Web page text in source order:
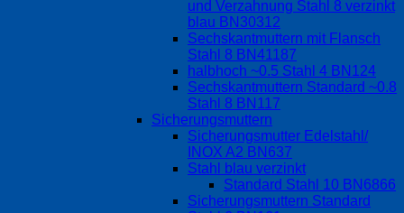
und Verzahnung Stahl 8 verzinkt
blau BN30312
Sechskantmuttern mit Flansch
Stahl 8 BN41187
halbhoch ~0.5 Stahl 4 BN124
Sechskantmuttern Standard ~0.8
Stahl 8 BN117
Sicherungsmuttern
Sicherungsmutter Edelstahl/
INOX A2 BN637
Stahl blau verzinkt
Standard Stahl 10 BN6866
Sicherungsmuttern Standard